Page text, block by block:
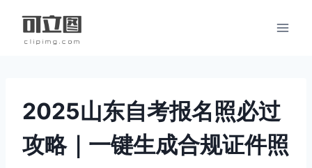
2025山东自考报名照必过
攻略｜一键生成合规证件照